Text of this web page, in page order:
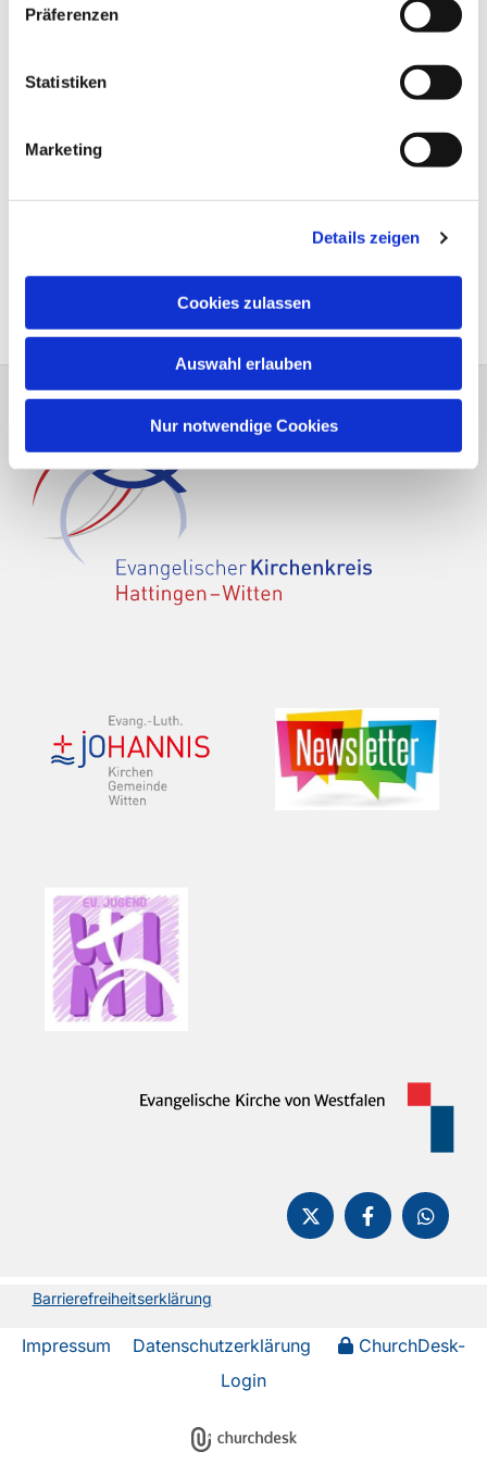
Präferenzen
Statistiken
Marketing
Details zeigen
Cookies zulassen
Auswahl erlauben
Nur notwendige Cookies
Barrierefreiheitserklärung
Impressum Datenschutzerklärung
ChurchDesk-
Login